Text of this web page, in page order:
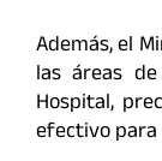
Además, el
las áreas
Hospital,
efectivo